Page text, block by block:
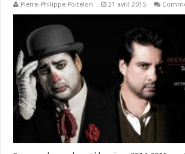
Pierre-Philippe Poitelon 21 avril 2015